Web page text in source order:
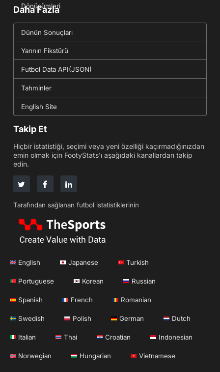
Dönüşümleri
Daha Fazla
Dünün Sonuçları
Yarının Fikstürü
Futbol Data API(JSON)
Tahminler
English Site
Takip Et
Hiçbir istatistiği, seçimi veya yeni özelliği kaçırmadığınızdan
emin olmak için FootyStats'ı aşağıdaki kanallardan takip
edin.
Tarafından sağlanan futbol istatistiklerinin
English Japanese Turkish
Portuguese Korean Russian
Spanish French Romanian
Swedish Polish German Dutch
Italian Thai Croatian Indonesian
Norwegian Hungarian Vietnamese